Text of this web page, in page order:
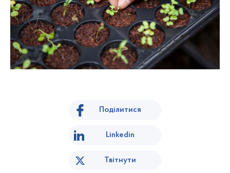
Поділитися
Linkedin
Твітнути